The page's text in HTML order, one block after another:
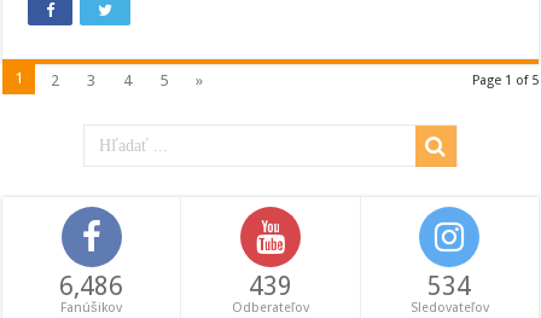
Page 1 of 5
1 2 3 4 5 »
6,486
Fanúšikov
439
Odberateľov
534
Sledovateľov